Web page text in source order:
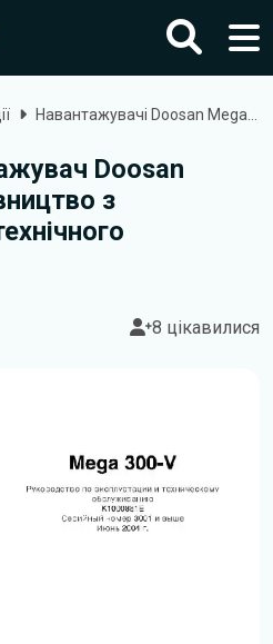
Doosan
з
8 цікавилися